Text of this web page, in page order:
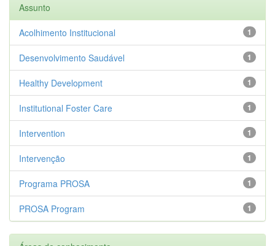
Assunto
1
Acolhimento Institucional
1
Desenvolvimento Saudável
1
Healthy Development
1
Institutional Foster Care
1
Intervention
1
Intervenção
1
Programa PROSA
1
PROSA Program